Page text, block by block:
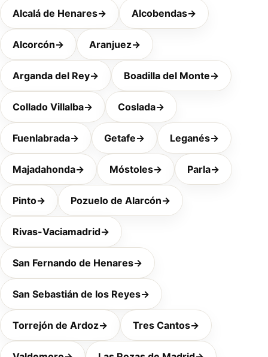
Alcalá de Henares→ Alcobendas→
Alcorcón→ Aranjuez→
Arganda del Rey→ Boadilla del Monte→
Collado Villalba→ Coslada→
Fuenlabrada→ Getafe→ Leganés→
Majadahonda→ Móstoles→ Parla→
Pinto→ Pozuelo de Alarcón→
Rivas-Vaciamadrid→
San Fernando de Henares→
San Sebastián de los Reyes→
Torrejón de Ardoz→ Tres Cantos→